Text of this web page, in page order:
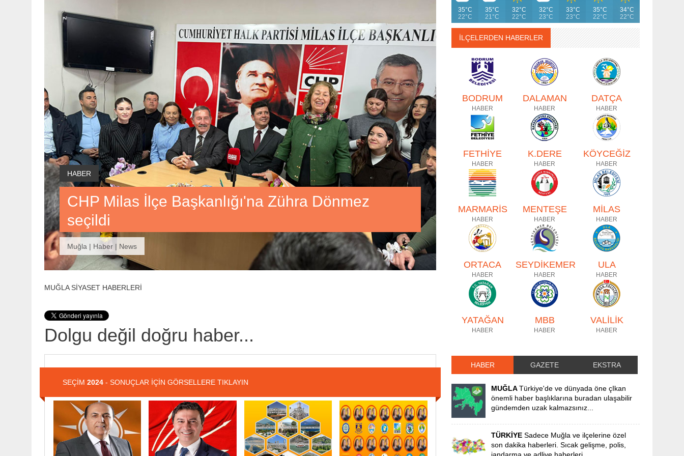
HABER
CHP Milas İlçe Başkanlığı'na Zühra Dönmez
seçildi
Muğla | Haber | News
MUĞLA SİYASET HABERLERİ
Dolgu değil doğru haber...
SEÇİM 2024 - SONUÇLAR İÇİN GÖRSELLERE TIKLAYIN
35°C
22°C
35°C
21°C
32°C
22°C
32°C
23°C
33°C
23°C
35°C
22°C
34°C
22°C
İLÇELERDEN HABERLER
BODRUM
HABER
DALAMAN
HABER
DATÇA
HABER
FETHİYE
HABER
K.DERE
HABER
KÖYCEĞİZ
HABER
MARMARİS
HABER
MENTEŞE
HABER
MİLAS
HABER
ORTACA
HABER
SEYDİKEMER
HABER
ULA
HABER
YATAĞAN
HABER
MBB
HABER
VALİLİK
HABER
HABER GAZETE EKSTRA
MUĞLATürkiye'de ve dünyada öne çIkan
önemli haber başlıklarına buradan ulaşabilir
gündemden uzak kalmazsınız...
TÜRKİYESadece Muğla ve ilçelerine özel
son dakika haberleri. Sıcak gelişme, polis,